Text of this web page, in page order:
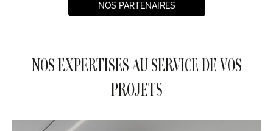
NOS PARTENAIRES
NOS EXPERTISES AU SERVICE DE VOS
PROJETS